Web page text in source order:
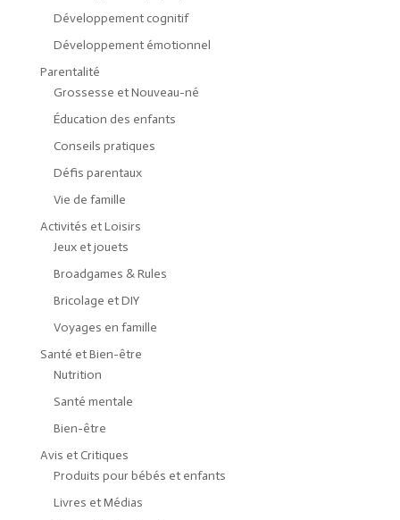
Développement cognitif
Développement émotionnel
Parentalité
Grossesse et Nouveau-né
Éducation des enfants
Conseils pratiques
Défis parentaux
Vie de famille
Activités et Loisirs
Jeux et jouets
Broadgames & Rules
Bricolage et DIY
Voyages en famille
Santé et Bien-être
Nutrition
Santé mentale
Bien-être
Avis et Critiques
Produits pour bébés et enfants
Livres et Médias